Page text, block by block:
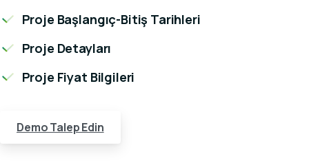
Proje Başlangıç-Bitiş Tarihleri
Proje Detayları
Proje Fiyat Bilgileri
Demo Talep Edin